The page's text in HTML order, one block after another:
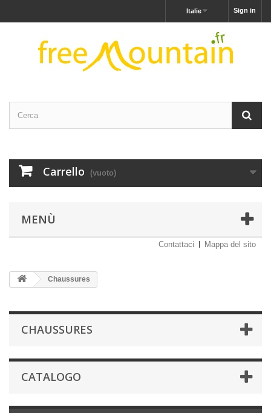
Sign in
Italie
Carrello (vuoto)
MENÙ
Contattaci Mappa del sito
Chaussures
CHAUSSURES
CATALOGO